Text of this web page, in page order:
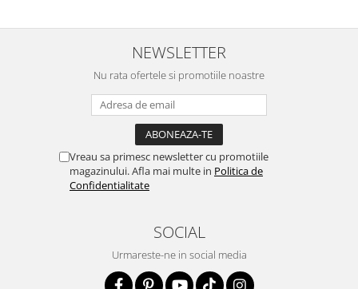
doua zi). RECOMAND SOFILINE!!!
NEWSLETTER
Nu rata ofertele si promotiile noastre
Vreau sa primesc newsletter cu promotiile
magazinului. Afla mai multe in Politica de
Confidentialitate
SOCIAL
Urmareste-ne in social media